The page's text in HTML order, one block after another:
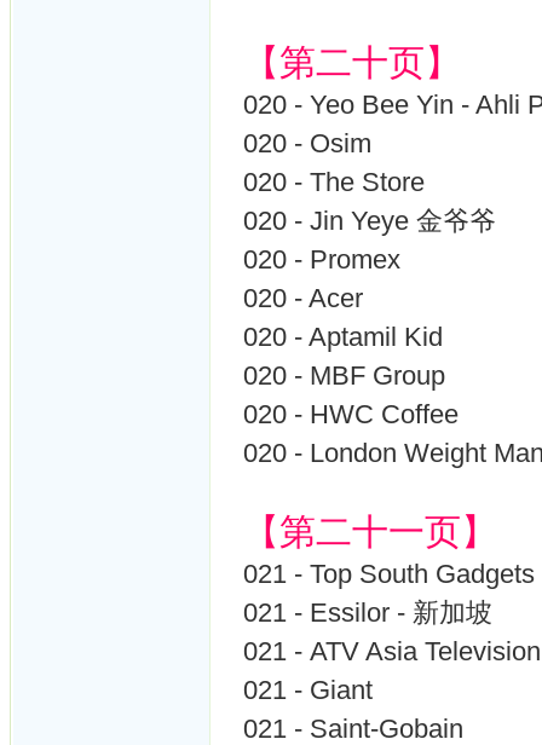
【第二十页】
020 - Yeo Bee Yin - Ahli
020 - Osim
020 - The Store
020 - Jin Yeye 金爷爷
020 - Promex
020 - Acer
020 - Aptamil Kid
020 - MBF Group
020 - HWC Coffee
020 - London Weight
【第二十一页】
021 - Top South
021 - Essilor - 新加坡
021 - ATV Asia
021 - Giant
021 - Saint-Gobain